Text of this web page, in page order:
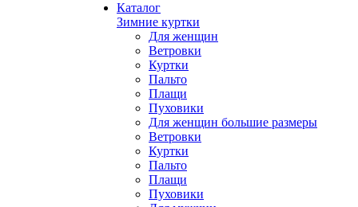
Каталог
Зимние куртки
Для женщин
Ветровки
Куртки
Пальто
Плащи
Пуховики
Для женщин большие размеры
Ветровки
Куртки
Пальто
Плащи
Пуховики